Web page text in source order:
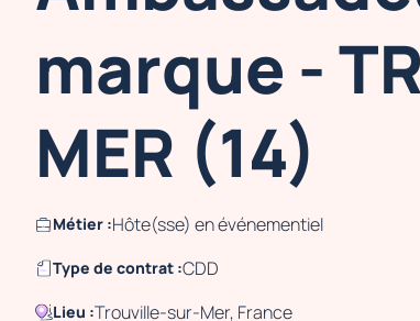
marque -
MER (14)
Métier :Hôte(sse) en événementiel
Type de contrat :CDD
Lieu :Trouville-sur-Mer, France